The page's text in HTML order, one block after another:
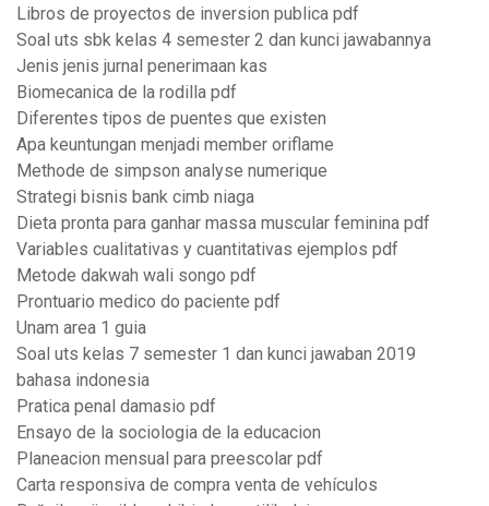
Libros de proyectos de inversion publica pdf
Soal uts sbk kelas 4 semester 2 dan kunci jawabannya
Jenis jenis jurnal penerimaan kas
Biomecanica de la rodilla pdf
Diferentes tipos de puentes que existen
Apa keuntungan menjadi member oriflame
Methode de simpson analyse numerique
Strategi bisnis bank cimb niaga
Dieta pronta para ganhar massa muscular feminina pdf
Variables cualitativas y cuantitativas ejemplos pdf
Metode dakwah wali songo pdf
Prontuario medico do paciente pdf
Unam area 1 guia
Soal uts kelas 7 semester 1 dan kunci jawaban 2019
bahasa indonesia
Pratica penal damasio pdf
Ensayo de la sociologia de la educacion
Planeacion mensual para preescolar pdf
Carta responsiva de compra venta de vehículos